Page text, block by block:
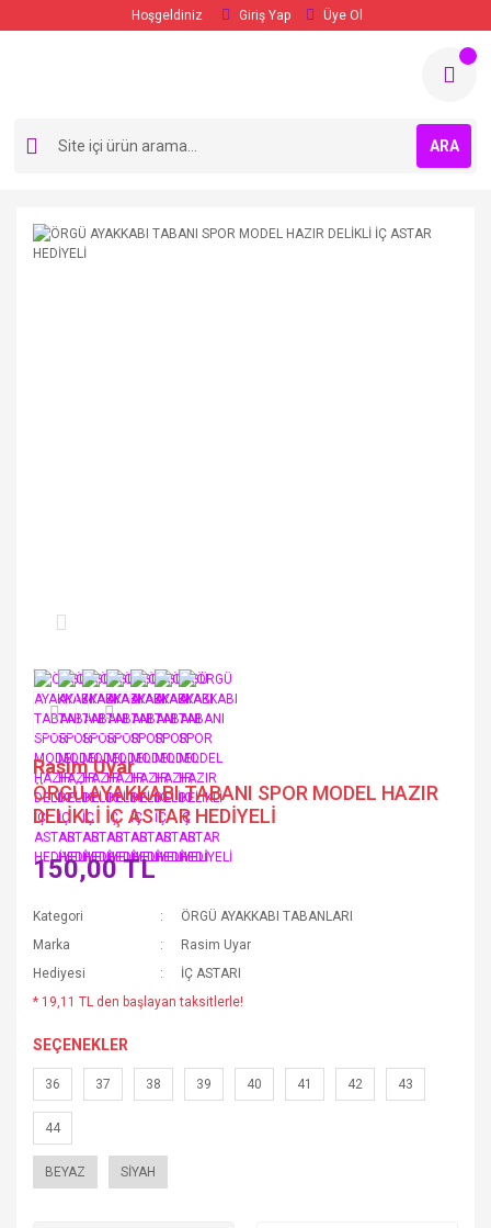
Hoşgeldiniz Giriş Yap Üye Ol
ARA
Rasim Uyar
ÖRGÜ AYAKKABI TABANI SPOR MODEL HAZIR
DELİKLİ İÇ ASTAR HEDİYELİ
150,00 TL
Kategori
ÖRGÜ AYAKKABI TABANLARI
Marka
Rasim Uyar
Hediyesi
İÇ ASTARI
* 19,11 TL den başlayan taksitlerle!
SEÇENEKLER
36 37 38 39 40 41 42 43
44
BEYAZ SİYAH